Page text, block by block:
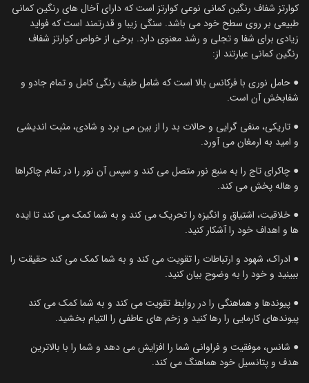
کوارتز شفاف رنگین کمانی نوعی کوارتز است که دارای آخال های رنگین کمانی
طبیعی بر روی سطح خود می باشد. سنگی زیبا و قدرتمند است که فواید
زیادی برای شفا و تجلی و رشد معنوی دارد. برخی از خواص کوارتز شفاف
رنگین کمانی عبارتند از:
● حامل نوری با فرکانس بالا است که شامل طیف رنگی کامل و تمام جادو و
شفابخش آن است.
● تاریکی، منفی گرایی و حالات بد را از بین می برد و شادی، مثبت اندیشی
و امید به ارمغان می آورد.
● چاکرای تاج را به منبع نور متصل می کند و سپس آن نور را در تمام چاکراها
و هاله پخش می کند.
● خلاقیت، اشتیاق و انگیزه را تحریک می کند و به شما کمک می کند تا ایده
ها و اهداف خود را آشکار کنید.
● ادراک، شهود و ارتباطات را تقویت می کند و به شما کمک می کند حقیقت را
ببینید و خود را به وضوح بیان کنید.
● پیوندها و هماهنگی را در روابط تقویت می کند و به شما کمک می کند
پیوندهای کارمایی را رها کنید و زخم های عاطفی را التیام بخشید.
● شانس، موفقیت و فراوانی شما را افزایش می دهد و شما را با بالاترین
هدف و پتانسیل خود هماهنگ می کند.